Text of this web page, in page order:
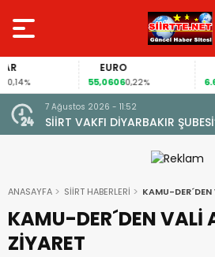
EURO
55,06060,22%
ZİYARETİ
7 Ağustos 2026 - 09:44
ALAN MAHALLESİ’NDE
KAVUŞTU, 34 YILLIK
ANASAYFA SİİRT HABERLERİ KAMU-DER´DEN
KAMU-DER´DEN VALİ
ZİYARET